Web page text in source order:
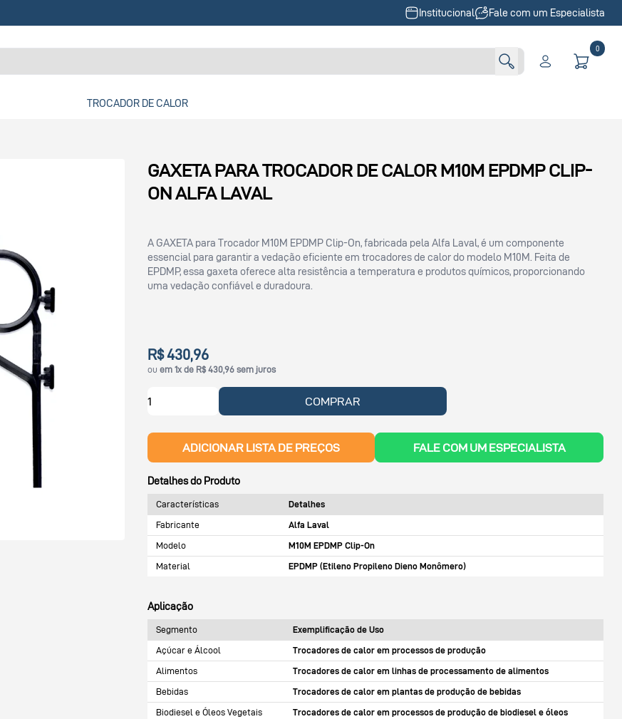
Institucional Fale com um Especialista
0
TROCADOR DE CALOR
GAXETA PARA TROCADOR DE CALOR M10M EPDMP CLIP-
ON ALFA LAVAL
A GAXETA para Trocador M10M EPDMP Clip-On, fabricada pela Alfa Laval, é um componente
essencial para garantir a vedação eficiente em trocadores de calor do modelo M10M. Feita de
EPDMP, essa gaxeta oferece alta resistência a temperatura e produtos químicos, proporcionando
uma vedação confiável e duradoura.
R$ 430,96
ouem 1x de R$ 430,96 sem juros
COMPRAR
ADICIONAR LISTA DE PREÇOS FALE COM UM ESPECIALISTA
Detalhes do Produto
Características
Detalhes
Fabricante
Alfa Laval
Modelo
M10M EPDMP Clip-On
Material
EPDMP (Etileno Propileno Dieno Monômero)
Aplicação
Segmento
Exemplificação de Uso
Açúcar e Álcool
Trocadores de calor em processos de produção
Alimentos
Trocadores de calor em linhas de processamento de alimentos
Bebidas
Trocadores de calor em plantas de produção de bebidas
Biodiesel e Óleos Vegetais
Trocadores de calor em processos de produção de biodiesel e óleos